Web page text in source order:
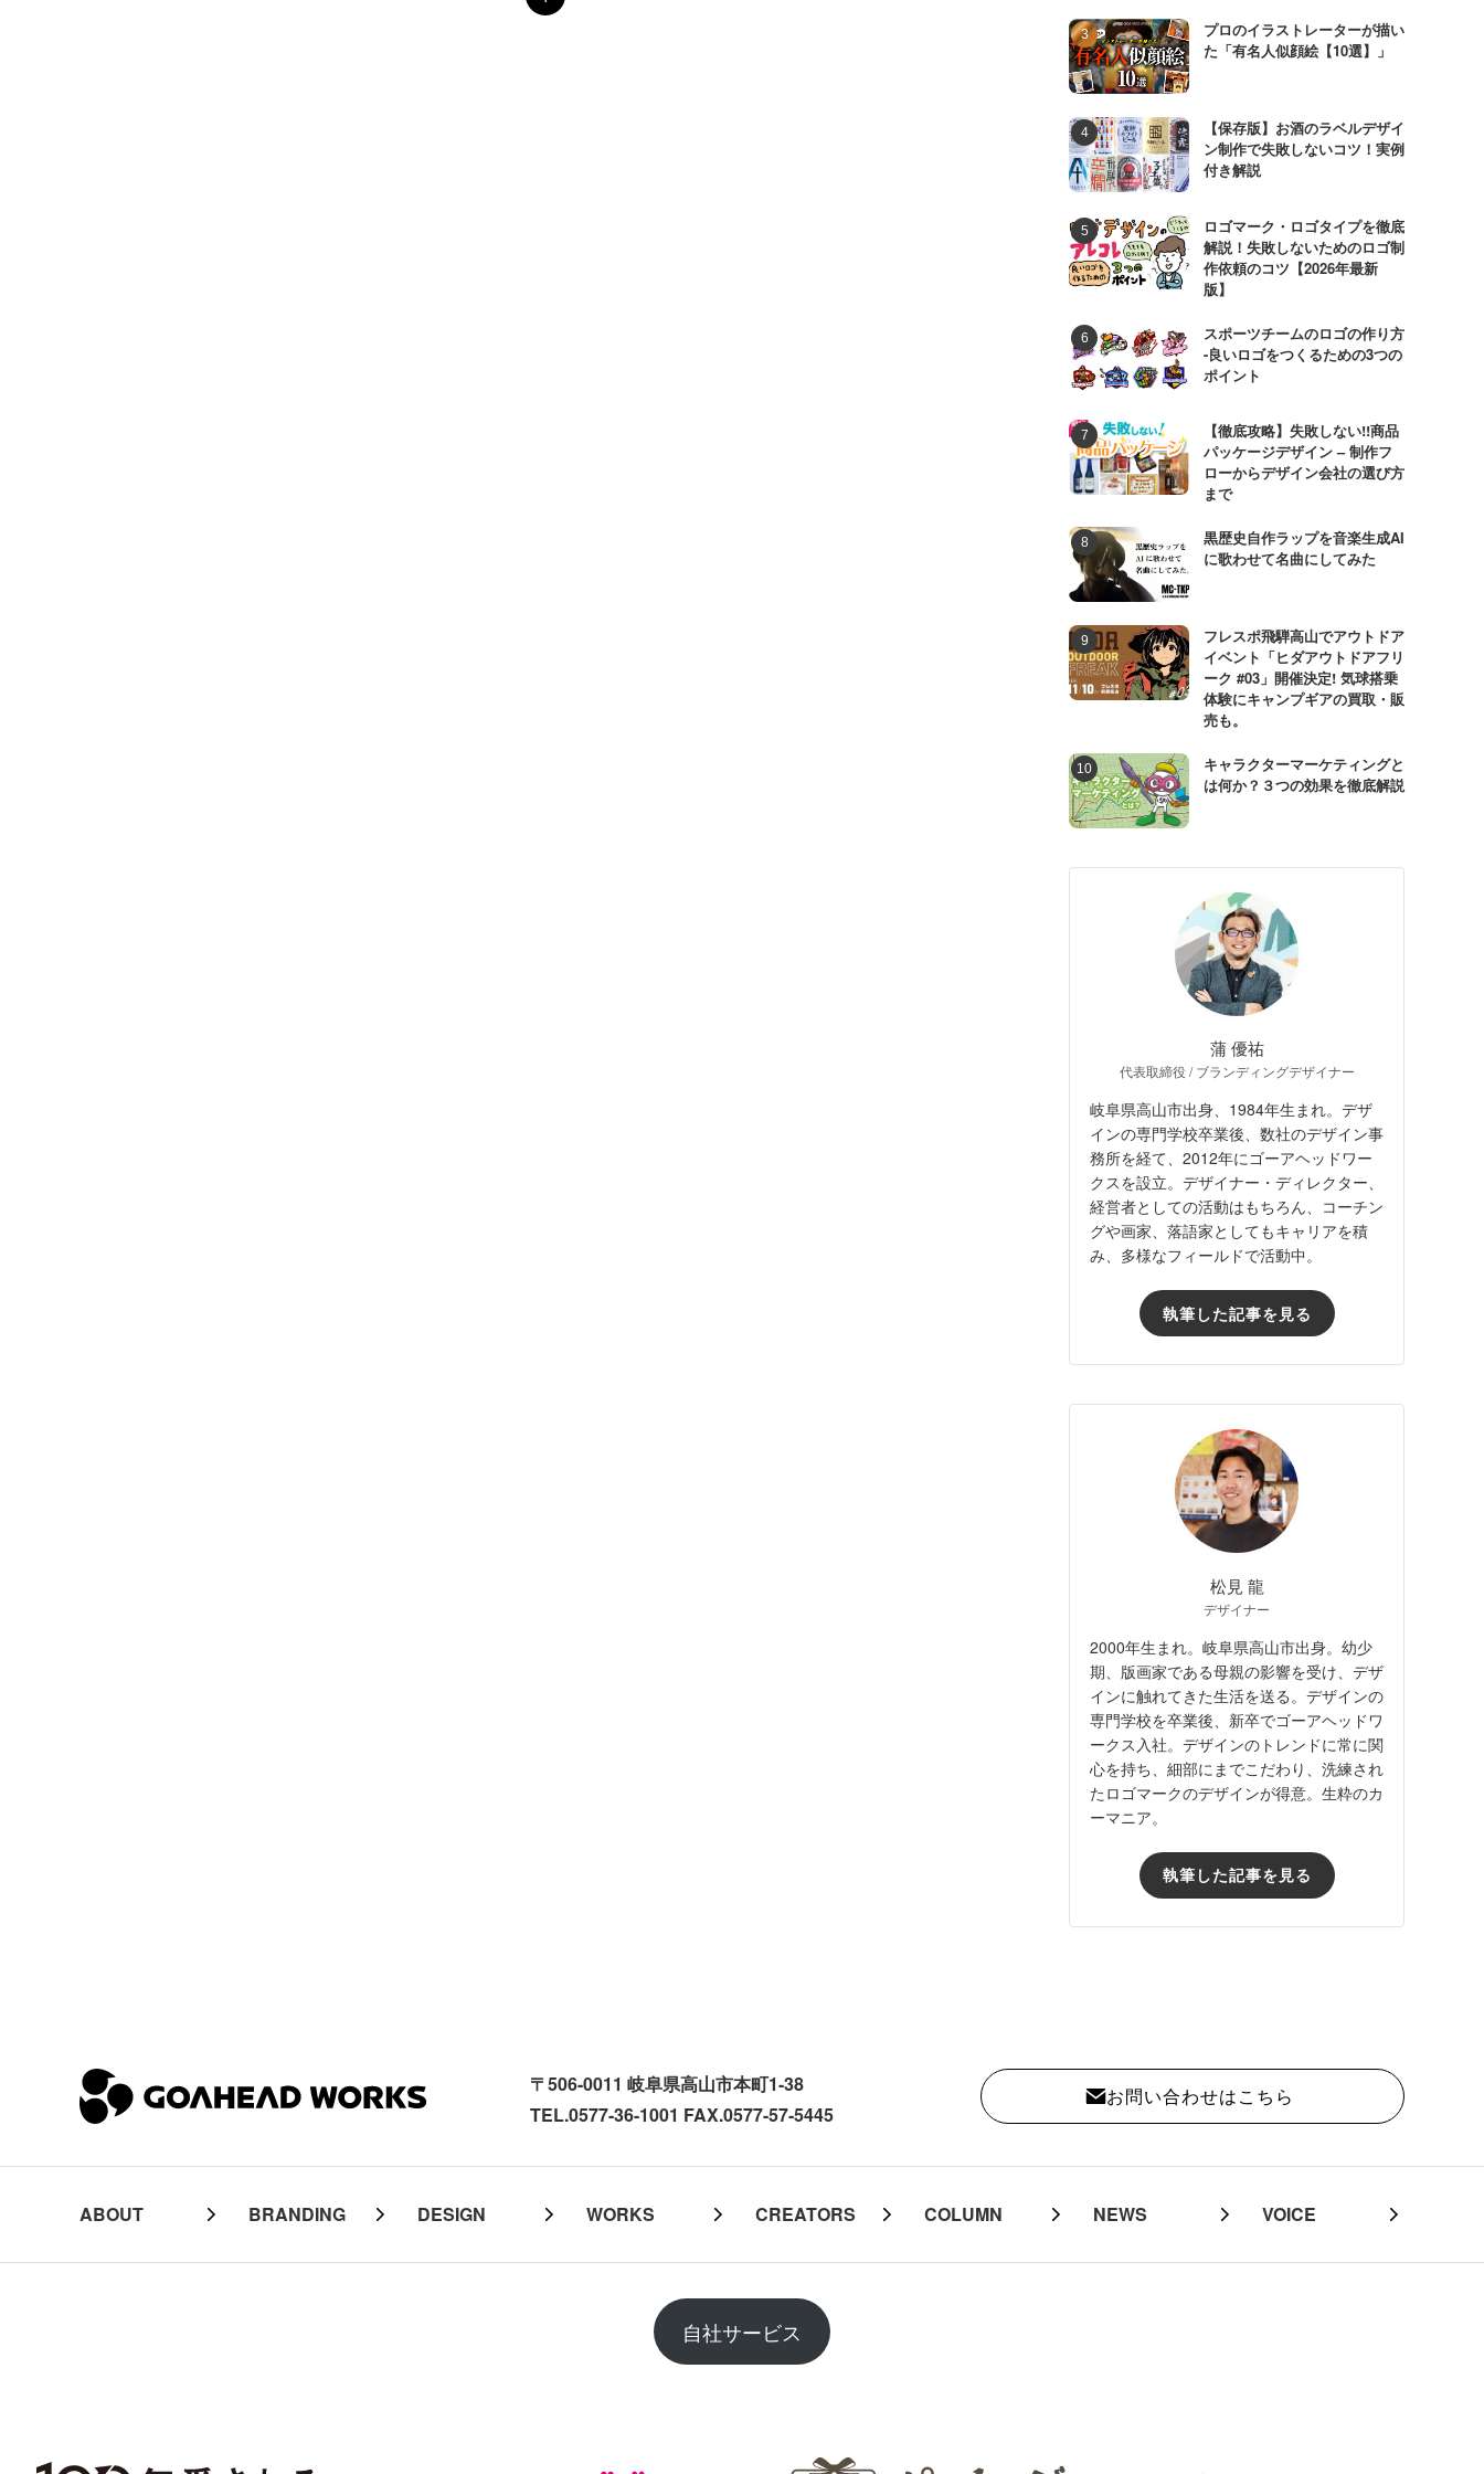
プロのイラストレーターが描い
た「有名人似顔絵【10選】」
【保存版】お酒のラベルデザイ
ン制作で失敗しないコツ！実例
付き解説
ロゴマーク・ロゴタイプを徹底
解説！失敗しないためのロゴ制
作依頼のコツ【2026年最新
版】
スポーツチームのロゴの作り方
-良いロゴをつくるための3つの
ポイント
【徹底攻略】失敗しない!!商品
パッケージデザイン – 制作フ
ローからデザイン会社の選び方
まで
黒歴史自作ラップを音楽生成AI
に歌わせて名曲にしてみた
フレスポ飛騨高山でアウトドア
イベント「ヒダアウトドアフリ
ーク #03」開催決定! 気球搭乗
体験にキャンプギアの買取・販
売も。
キャラクターマーケティングと
は何か？３つの効果を徹底解説
蒲 優祐
代表取締役 / ブランディングデザイナー
岐阜県高山市出身、1984年生まれ。デザ
インの専門学校卒業後、数社のデザイン事
務所を経て、2012年にゴーアヘッドワー
クスを設立。デザイナー・ディレクター、
経営者としての活動はもちろん、コーチン
グや画家、落語家としてもキャリアを積
み、多様なフィールドで活動中。
執筆した記事を見る
松見 龍
デザイナー
2000年生まれ。岐阜県高山市出身。幼少
期、版画家である母親の影響を受け、デザ
インに触れてきた生活を送る。デザインの
専門学校を卒業後、新卒でゴーアヘッドワ
ークス入社。デザインのトレンドに常に関
心を持ち、細部にまでこだわり、洗練され
たロゴマークのデザインが得意。生粋のカ
ーマニア。
執筆した記事を見る
〒506-0011 岐阜県高山市本町1-38
TEL.0577-36-1001 FAX.0577-57-5445
お問い合わせはこちら
ABOUT BRANDING DESIGN WORKS CREATORS COLUMN NEWS VOICE
自社サービス